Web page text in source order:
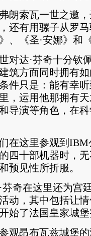
索瓦一世之邀，
还有用骡子从罗
、《圣·安娜》和
达·芬奇十分钦
筑方面同时拥有
件只是：能有幸
，运用他那拥有
导演等角色，在
这里参观到IBM
四十部机器时，
预见性所折服。
在这里还为宫
动，其中包括让
始了法国皇家城
昂布瓦兹城堡的